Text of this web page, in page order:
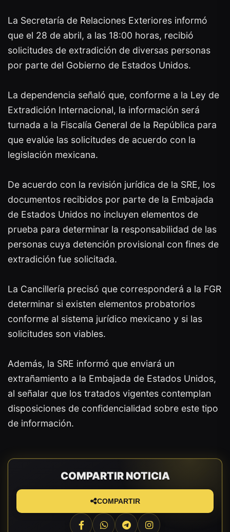
La Secretaría de Relaciones Exteriores informó
que el 28 de abril, a las 18:00 horas, recibió
solicitudes de extradición de diversas personas
por parte del Gobierno de Estados Unidos.
La dependencia señaló que, conforme a la Ley de
Extradición Internacional, la información será
turnada a la Fiscalía General de la República para
que evalúe las solicitudes de acuerdo con la
legislación mexicana.
De acuerdo con la revisión jurídica de la SRE, los
documentos recibidos por parte de la Embajada
de Estados Unidos no incluyen elementos de
prueba para determinar la responsabilidad de las
personas cuya detención provisional con fines de
extradición fue solicitada.
La Cancillería precisó que corresponderá a la FGR
determinar si existen elementos probatorios
conforme al sistema jurídico mexicano y si las
solicitudes son viables.
Además, la SRE informó que enviará un
extrañamiento a la Embajada de Estados Unidos,
al señalar que los tratados vigentes contemplan
disposiciones de confidencialidad sobre este tipo
de información.
COMPARTIR NOTICIA
COMPARTIR